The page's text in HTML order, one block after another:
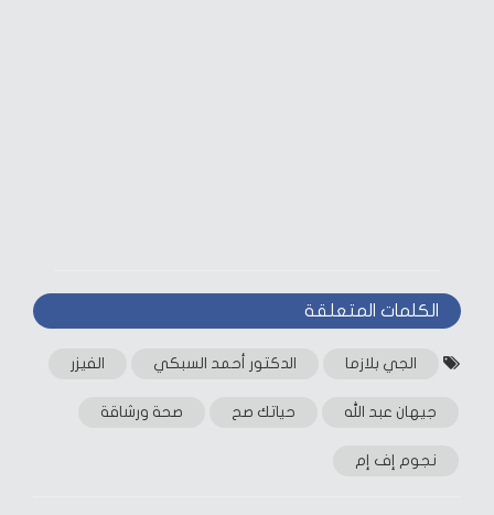
الكلمات المتعلقة‎
الجي بلازما الدكتور أحمد السبكي الفيزر
جيهان عبد الله حياتك صح صحة ورشاقة
نجوم إف إم